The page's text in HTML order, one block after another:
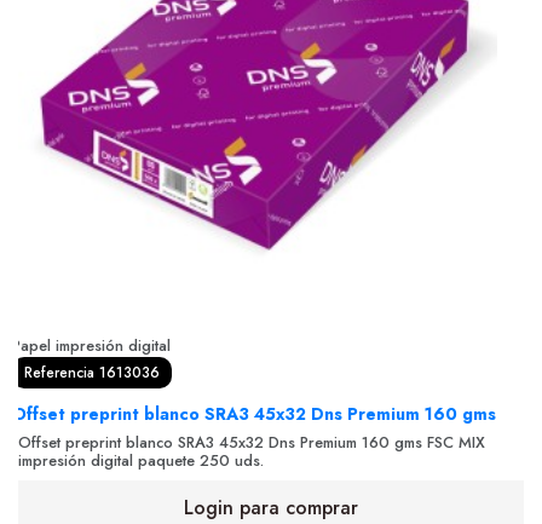
Papel impresión digital
Referencia 1613036
Offset preprint blanco SRA3 45x32 Dns Premium 160 gms
Offset preprint blanco SRA3 45x32 Dns Premium 160 gms FSC MIX
impresión digital paquete 250 uds.
Login para comprar